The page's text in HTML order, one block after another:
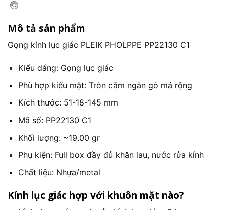
Mô tả sản phẩm
Gọng kính lục giác PLEIK PHOLPPE PP22130 C1
Kiểu dáng: Gọng lục giác
Phù hợp kiểu mặt: Tròn cằm ngắn gò má rộng
Kích thước: 51-18-145 mm
Mã số: PP22130 C1
Khối lượng: ~19.00 gr
Phụ kiện: Full box đầy đủ khăn lau, nước rửa kính
Chất liệu: Nhựa/metal
Kính lục giác hợp với khuôn mặt nào?